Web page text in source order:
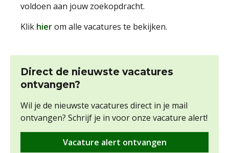
voldoen aan jouw zoekopdracht.
Klik hierom alle vacatures te bekijken.
Direct de nieuwste vacatures
ontvangen?
Wil je de nieuwste vacatures direct in je mail
ontvangen? Schrijf je in voor onze vacature alert!
Vacature alert ontvangen